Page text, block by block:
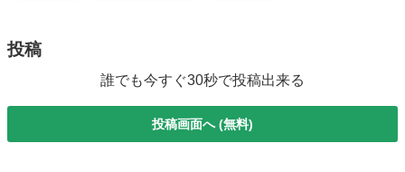
投稿
誰でも今すぐ30秒で投稿出来る
投稿画面へ (無料)